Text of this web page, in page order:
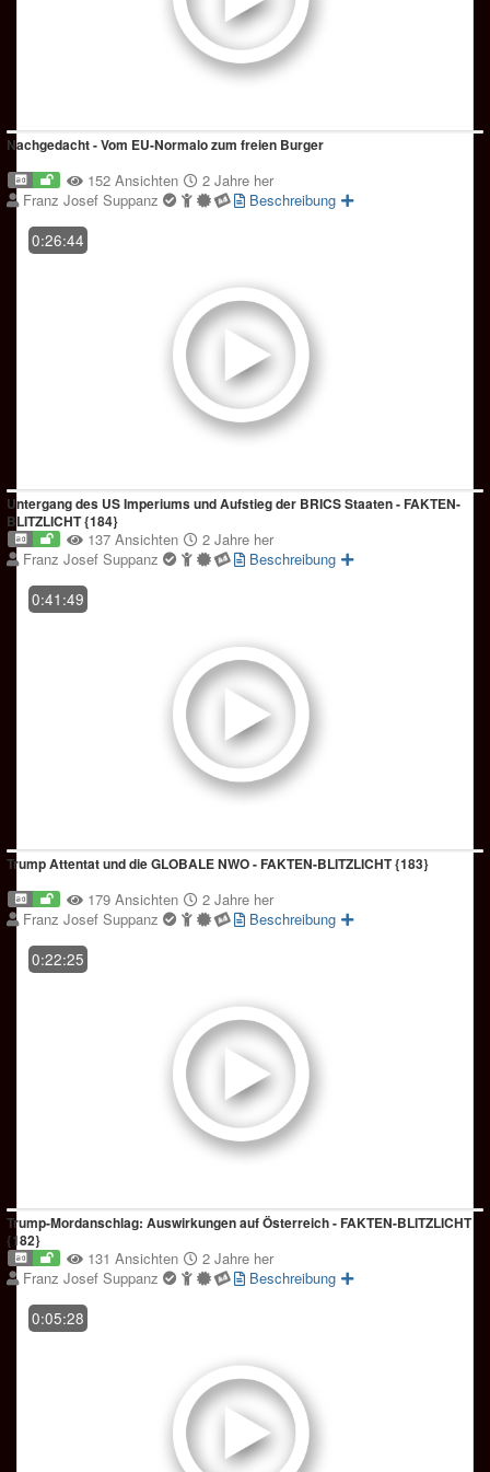
Nachgedacht - Vom EU-Normalo zum freien Burger
152 Ansichten
2 Jahre her
Franz Josef Suppanz
Beschreibung
0:26:44
Untergang des US Imperiums und Aufstieg der BRICS Staaten - FAKTEN-
BLITZLICHT {184}
137 Ansichten
2 Jahre her
Franz Josef Suppanz
Beschreibung
0:41:49
Trump Attentat und die GLOBALE NWO - FAKTEN-BLITZLICHT {183}
179 Ansichten
2 Jahre her
Franz Josef Suppanz
Beschreibung
0:22:25
Trump-Mordanschlag: Auswirkungen auf Österreich - FAKTEN-BLITZLICHT
{182}
131 Ansichten
2 Jahre her
Franz Josef Suppanz
Beschreibung
0:05:28